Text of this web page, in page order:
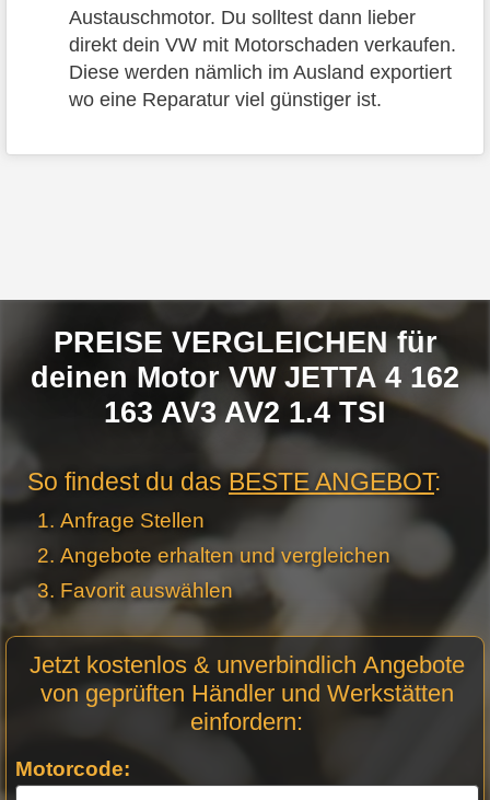
Austauschmotor. Du solltest dann lieber
direkt dein VW mit Motorschaden verkaufen.
Diese werden nämlich im Ausland exportiert
wo eine Reparatur viel günstiger ist.
PREISE VERGLEICHEN für
deinen Motor VW JETTA 4 162
163 AV3 AV2 1.4 TSI
So findest du dasBESTE ANGEBOT:
Anfrage Stellen
Angebote erhalten und vergleichen
Favorit auswählen
Anfrage
Stellen -
Jetzt kostenlos & unverbindlich Angebote
von geprüften Händler und Werkstätten
einfordern:
Motorcode: